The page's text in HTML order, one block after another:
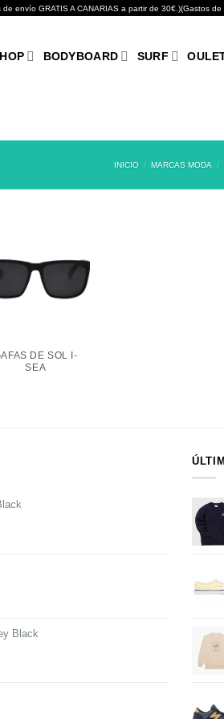
envío GRATIS A CANARIAS a partir de 30€.)(Gastos
BODYBOARD SURF
INICIO / MARCAS MODA /
DE SOL I-
SEA
Black